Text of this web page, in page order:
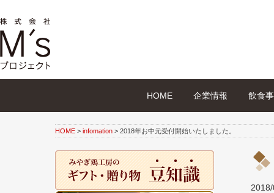
HOME 企業情報 飲食
HOME > infomation > 2018年お中元受付開始いたしました。